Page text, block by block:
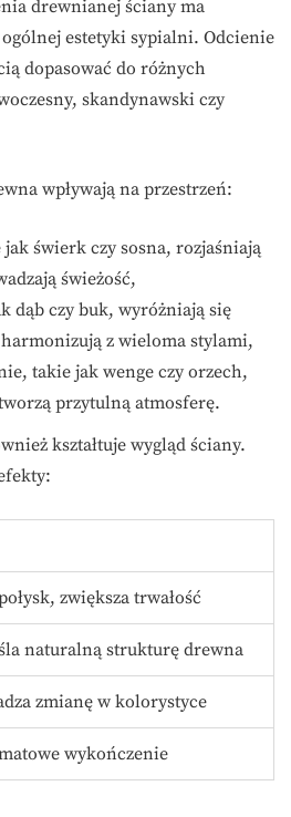
drewnianej ściany ma
estetyki sypialni. Odcienie
dopasować do różnych
skandynawski czy
wpływają na przestrzeń:
świerk czy sosna, rozjaśniają
świeżość,
dąb czy buk, wyróżniają się
z wieloma stylami,
takie jak wenge czy orzech,
przytulną atmosferę.
kształtuje wygląd ściany.
zwiększa trwałość
naturalną strukturę drewna
zmianę w kolorystyce
wykończenie